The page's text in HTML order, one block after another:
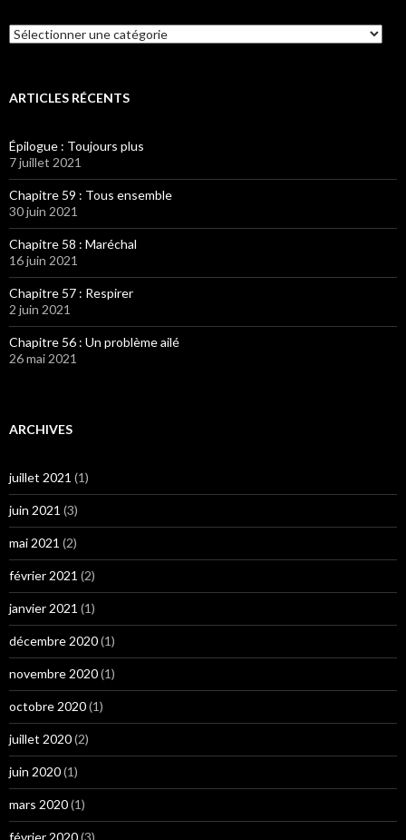
Catégories
ARTICLES RÉCENTS
Épilogue : Toujours plus
7 juillet 2021
Chapitre 59 : Tous ensemble
30 juin 2021
Chapitre 58 : Maréchal
16 juin 2021
Chapitre 57 : Respirer
2 juin 2021
Chapitre 56 : Un problème ailé
26 mai 2021
ARCHIVES
juillet 2021 (1)
juin 2021 (3)
mai 2021 (2)
février 2021 (2)
janvier 2021 (1)
décembre 2020(1)
novembre 2020(1)
octobre 2020(1)
juillet 2020(2)
juin 2020(1)
mars 2020(1)
février 2020(3)